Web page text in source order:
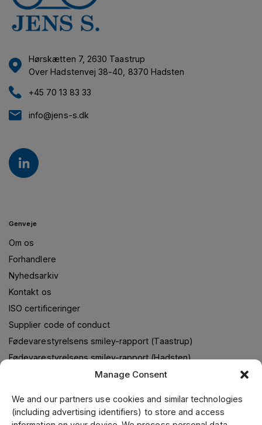
Manage Consent
We and our partners use cookies and similar technologies
(including advertising identifiers) to store and access
Hørskætten 7, 2630 Taastrup
Over Hadstenvej 38-40, 8370 Hadsten
+45 70 13 83 33
info@jens-s.dk
Genveje
Om os
Forhandlere
Nyhedsarkiv
Kontakt os
ISO certificeringer
Supplier code of conduct
Fødevarestyrelsens smiley-rapport (Taastrup)
Fødevarestyrelsens smiley-rapport (Hadsten)
Om os